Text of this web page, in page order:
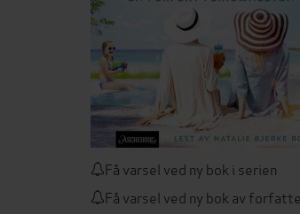
Få varsel ved ny bok i serien
Få varsel ved ny bok av